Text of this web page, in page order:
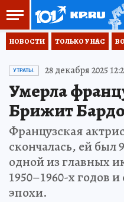
НОВОСТИ ТОЛЬКО У НАС
УТРАТЫ. 28 декабря 2025
Умерла
Брижит Бардо
Французская
скончалась, ей был
одной из главных
1950–1960-х годов
эпохи.